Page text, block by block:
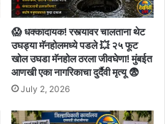
😱 धक्कादायक! रस्त्यावर चालताना थेट
उघड्या मॅनहोलमध्ये पडले 💥 २५ फूट
खोल उघडा मॅनहोल ठरला जीवघेणा! मुंबईत
आणखी एका नागरिकाचा दुर्दैवी मृत्यू 😨
July 2, 2026